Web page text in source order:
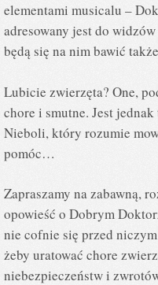
elementami musicalu –
adresowany jest do
będą się na nim bawić
Lubicie zwierzęta? One,
chore i smutne. Jest
Nieboli, który rozumie
pomóc…
Zapraszamy na zabawną,
opowieść o Dobrym
nie cofnie się przed
żeby uratować chore
niebezpieczeństw i